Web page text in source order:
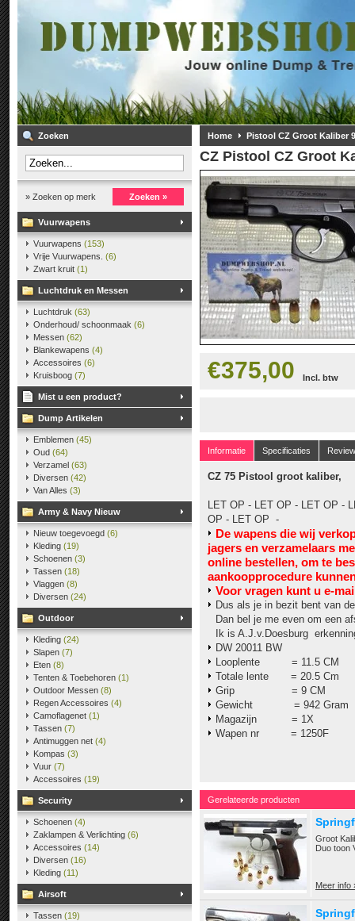
Zoeken
» Zoeken op merk Zoeken »
Vuurwapens
Vuurwapens (153)
Vrije Vuurwapens. (6)
Zwart kruit (1)
Luchtdruk en Messen
Luchtdruk (63)
Onderhoud/ schoonmaak (6)
Messen (62)
Blankewapens (4)
Accessoires (6)
Kruisboog (7)
Mist u een product?
Dump Artikelen
Emblemen (45)
Oud (64)
Verzamel (63)
Diversen (42)
Van Alles (3)
Army & Navy Nieuw
Nieuw toegevoegd (6)
Kleding (19)
Schoenen (3)
Tassen (18)
Vlaggen (8)
Diversen (24)
Outdoor
Kleding (24)
Slapen (7)
Eten (8)
Tenten & Toebehoren (1)
Outdoor Messen (8)
Regen Accessoires (4)
Camoflagenet (1)
Tassen (7)
Antimuggen net (4)
Kompas (3)
Vuur (7)
Accessoires (19)
Security
Schoenen (4)
Zaklampen & Verlichting (6)
Accessoires (14)
Diversen (16)
Kleding (11)
Airsoft
Tassen (19)
Home Pistool CZ Groot Kaliber
CZ Pistool CZ Groot
€375,00 Incl. btw
Informatie Specificaties
CZ 75 Pistool groot kaliber,
LET OP - LET OP - LET OP -
OP - LET OP -
De wapens die wij
jagers en verzamelaars
online bestellen, om te
aankoopprocedure
Voor vragen kunt u e-
Dus als je in bezit bent van
Dan bel je me even om een
Ik is A.J.v.Doesburg
DW 20011 BW
Looplente = 11.5 CM
Totale lente = 20.5 Cm
Grip = 9 CM
Gewicht = 942 Gram
Magazijn = 1X
Wapen nr = 1250F
Gerelateerde producten
Groot
Duo toon
Meer info